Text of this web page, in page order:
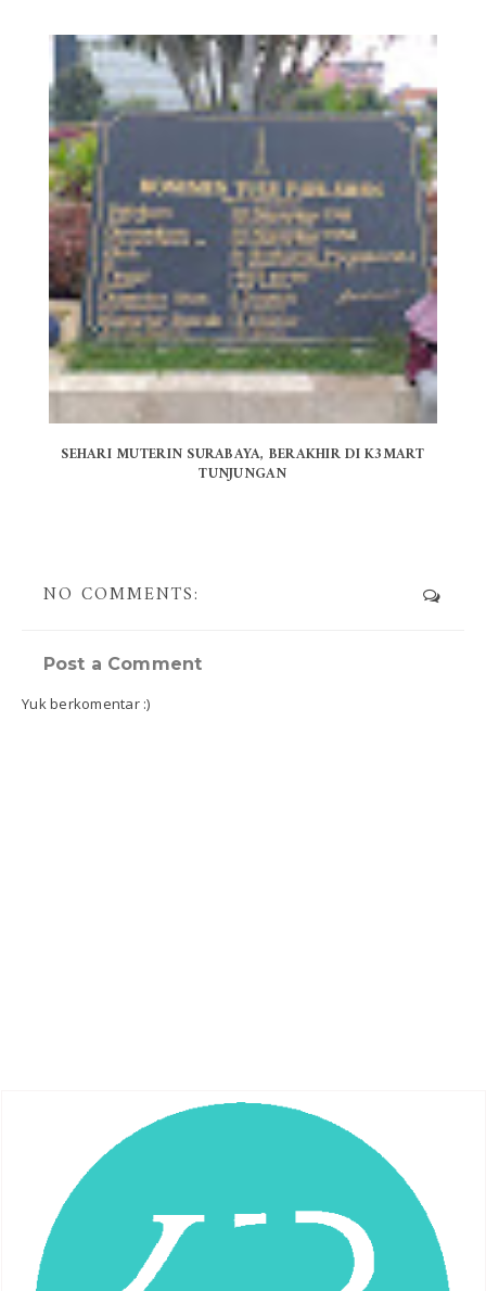
SEHARI MUTERIN SURABAYA, BERAKHIR DI K3MART
TUNJUNGAN
NO COMMENTS:
Post a Comment
Yuk berkomentar :)